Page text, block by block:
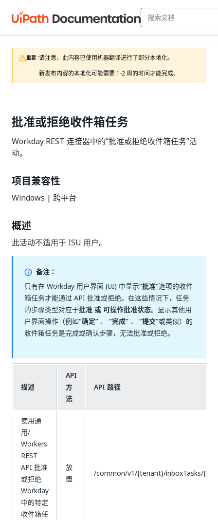
重要 :请注意，此内容已使用机器翻译进行了部分本地化。
新发布内容的本地化可能需要 1-2 周的时间才能完成。
批准或拒绝收件箱任务
Workday REST 连接器中的“批准或拒绝收件箱任务”活
动。
项目兼容性
Windows | 跨平台
概述
此活动不适用于 ISU 用户。
备注：
只有在 Workday 用户界面 (UI) 中显示“批准”选项的收件
箱任务才能通过 API 批准或拒绝。在这些情况下，任务
的步骤类型对应于批准 或 可操作批准状态。显示其他用
户界面操作（例如“确定” 、 “完成” 、 “提交”或类似）的
收件箱任务是完成或确认步骤，无法批准或拒绝。
描述
API
方
法
API 路径
使用通
用/
Workers
REST
API 批准
或拒绝
Workday
中的特定
收件箱任
放
置
/common/v1/{tenant}/inboxTasks/{id}